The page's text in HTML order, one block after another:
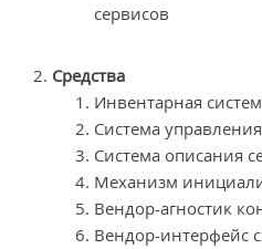
сервисов
Средства
Инвентарная
Система
Система описания
Механизм
Вендор-агностик
Вендор-интерфейс